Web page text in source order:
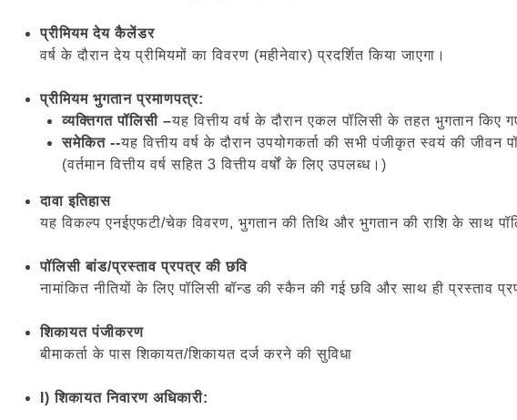
प्रीमियम देय कैलेंडर
वर्ष के दौरान देय प्रीमियमों का विवरण (महीनेवार) प्रदर्शित किया जाएगा।
प्रीमियम भुगतान प्रमाणपत्र:
व्यक्तिगत पॉलिसी –यह वित्तीय वर्ष के दौरान एकल पॉलिसी के तहत भुगतान किए
समेकित --यह वित्तीय वर्ष के दौरान उपयोगकर्ता की सभी पंजीकृत स्वयं की
(वर्तमान वित्तीय वर्ष सहित 3 वित्तीय वर्षों के लिए उपलब्ध।)
दावा इतिहास
यह विकल्प एनईएफटी/चेक विवरण, भुगतान की तिथि और भुगतान की राशि के साथ
पॉलिसी बांड/प्रस्ताव प्रपत्र की छवि
नामांकित नीतियों के लिए पॉलिसी बॉन्ड की स्कैन की गई छवि और साथ ही प्रस्ताव
शिकायत पंजीकरण
बीमाकर्ता के पास शिकायत/शिकायत दर्ज करने की सुविधा
I) शिकायत निवारण अधिकारी: